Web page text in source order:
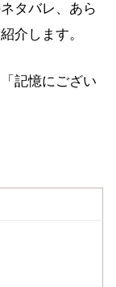
タバレ、あら
介します。
記憶にござい